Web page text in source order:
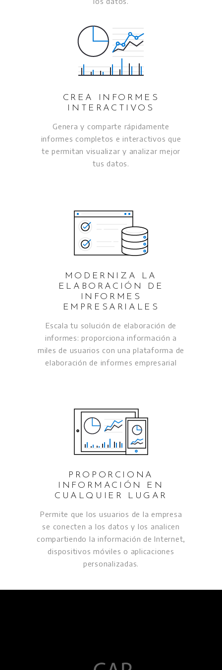
CREA INFORMES
INTERACTIVOS
Genera y comparte rápidamente
informes completos e interactivos que
te permitan visualizar y analizar mejor
tus datos.
MODERNIZA LA
ELABORACIÓN DE
INFORMES
EMPRESARIALES
Escala tu solución de elaboración de
informes: proporciona información a
miles de usuarios con una plataforma de
elaboración de informes empresarial
PROPORCIONA
INFORMACIÓN EN
CUALQUIER LUGAR
Permite que los usuarios de la empresa
se conecten a los datos y los analicen
compartiendo la información de Internet,
dispositivos móviles o aplicaciones
personalizadas.